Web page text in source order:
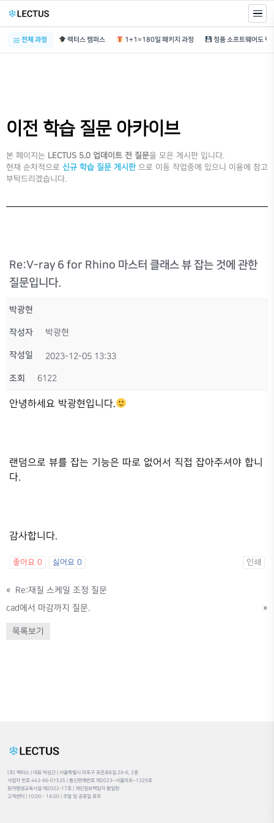
전체 과정 렉터스 캠퍼스 1+1=180일 패키지 과정
이전 학습 질문 아카이브
본 페이지는 LECTUS 5.0 업데이트 전 질문을 모은 게시판 입니다.
현재 순차적으로 신규 학습 질문 게시판 으로 이동 작업중에 있으니 이용에 참고
부탁드리겠습니다.
Re:V-ray 6 for Rhino 마스터 클래스 뷰 잡는 것에 관한
질문입니다.
박광현
작성자 박광현
작성일 2023-12-05 13:33
조회 6122
안녕하세요 박광현입니다.
랜덤으로 뷰를 잡는 기능은 따로 없어서 직접 잡아주셔야 합니
다.
감사합니다.
좋아요 0 싫어요 0 인쇄
« Re:재질 스케일 조정 질문
cad에서 마감까지 질문.
»
목록보기